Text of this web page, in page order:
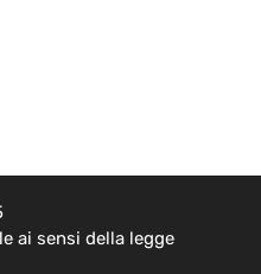
ai sensi della legge